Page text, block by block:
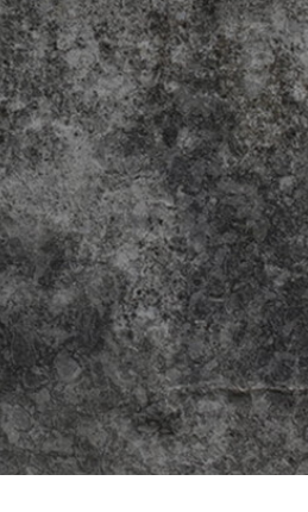
Sieraden Fotobewerking